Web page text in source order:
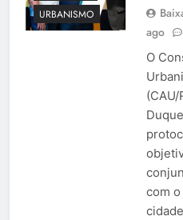
URBANISMO
ago
O
com